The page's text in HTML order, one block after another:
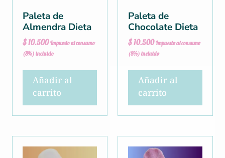
Paleta de
Almendra Dieta
$10.500 Impuesto al consumo
(8%) incluido
Añadir al
carrito
Paleta de
Chocolate Dieta
$10.500 Impuesto al consumo
(8%) incluido
Añadir al
carrito